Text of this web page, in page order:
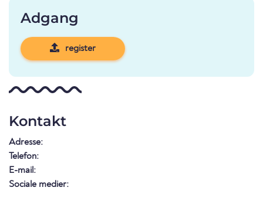
Adgang
register
Kontakt
Adresse:
Telefon:
E-mail:
Sociale medier: